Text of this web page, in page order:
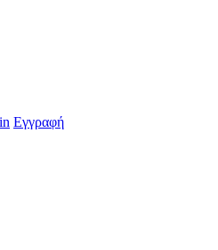
Εγγραφή